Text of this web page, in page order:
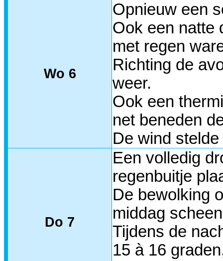
Wo 6
Opnieuw een
Ook een natte
met regen
Richting de
weer.
Ook een
net beneden
De wind
Do 7
Een volledig
regenbuitje
De bewolking
middag
Tijdens de
15 à 16